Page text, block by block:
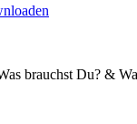
brauchst Du? &